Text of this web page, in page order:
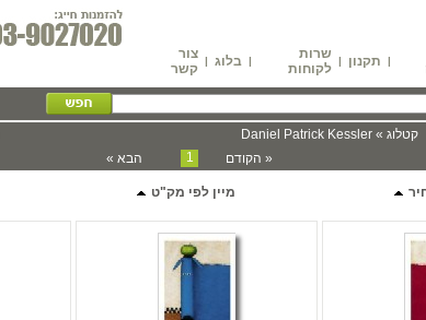
| תקנון |
שרות
לקוחות
| בלוג | צור
קשר
קטלוג » Daniel Patrick Kessler
« הקודם
1 הבא »
מיין לפי מק"ט